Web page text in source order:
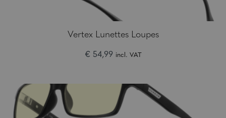
Vertex Lunettes Loupes
€ 54,99 incl. VAT